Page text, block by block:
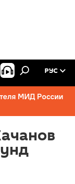
РУС
МИД России